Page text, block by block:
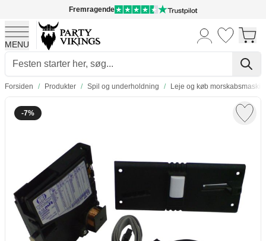
Fremragende
MENU
Skip to Content
Forsiden / Produkter / Spil og underholdning / Leje og køb
-7%